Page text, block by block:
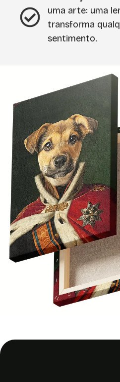
uma arte: uma
transforma
sentimento.